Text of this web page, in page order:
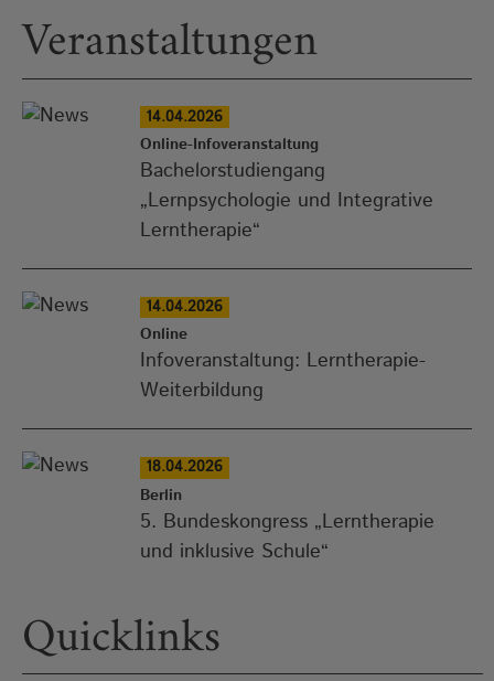
Veranstaltungen
14.04.2026
Online-Infoveranstaltung
Bachelorstudiengang
„Lernpsychologie und Integrative
Lerntherapie“
14.04.2026
Online
Infoveranstaltung: Lerntherapie-
Weiterbildung
18.04.2026
Berlin
5. Bundeskongress „Lerntherapie
und inklusive Schule“
Quicklinks